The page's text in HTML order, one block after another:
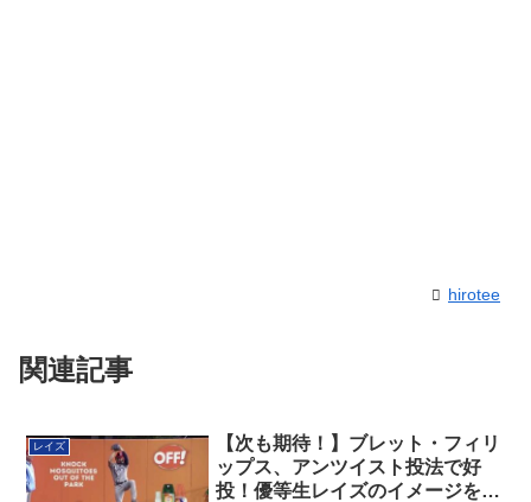
hirotee
関連記事
レイズ
【次も期待！】ブレット・フィリ
ップス、アンツイスト投法で好
投！優等生レイズのイメージを変